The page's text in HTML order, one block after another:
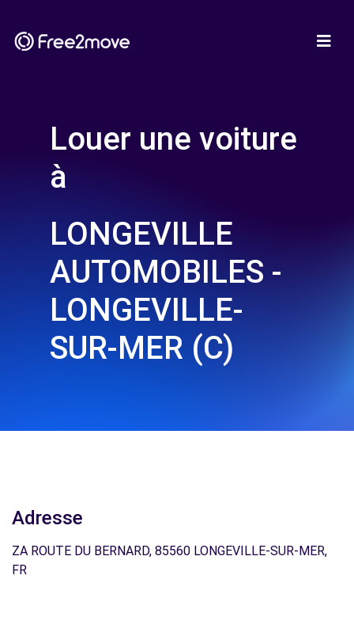
Louer une voiture
à
LONGEVILLE
AUTOMOBILES -
LONGEVILLE-
SUR-MER (C)
Adresse
ZA ROUTE DU BERNARD, 85560 LONGEVILLE-SUR-MER,
FR